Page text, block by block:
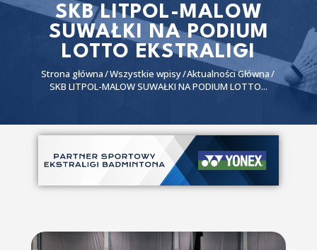
SKB LITPOL-MALOW
SUWAŁKI NA PODIUM
LOTTO EKSTRALIGI
Strona główna Wszystkie wpisy Aktualności Główna
SKB LITPOL-MALOW SUWAŁKI NA PODIUM LOTTO...
Wyniki
Terminarz
Partnerzy
I liga